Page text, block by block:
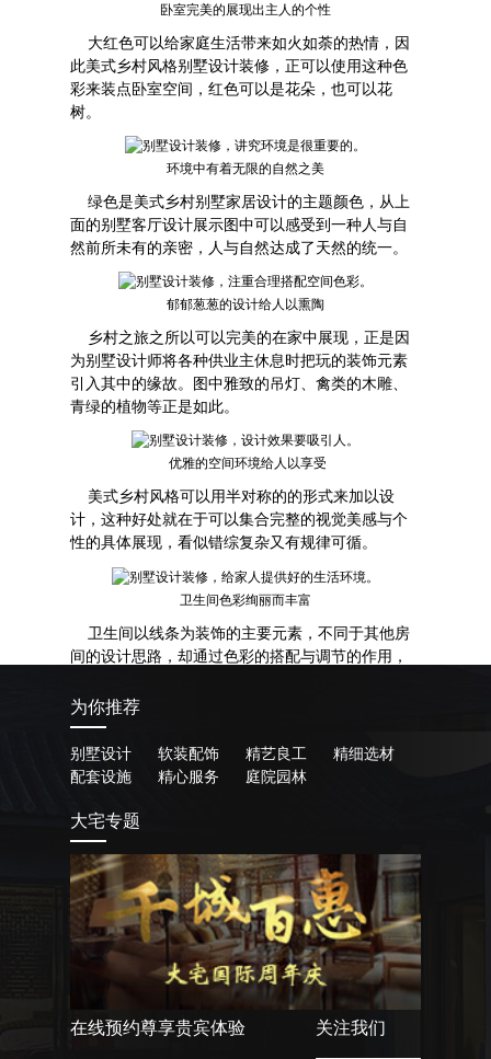
卧室完美的展现出主人的个性
大红色可以给家庭生活带来如火如荼的热情，因
此美式乡村风格别墅设计装修，正可以使用这种色
彩来装点卧室空间，红色可以是花朵，也可以花
树。
环境中有着无限的自然之美
绿色是美式乡村别墅家居设计的主题颜色，从上
面的别墅客厅设计展示图中可以感受到一种人与自
然前所未有的亲密，人与自然达成了天然的统一。
郁郁葱葱的设计给人以熏陶
乡村之旅之所以可以完美的在家中展现，正是因
为别墅设计师将各种供业主休息时把玩的装饰元素
引入其中的缘故。图中雅致的吊灯、禽类的木雕、
青绿的植物等正是如此。
优雅的空间环境给人以享受
美式乡村风格可以用半对称的的形式来加以设
计，这种好处就在于可以集合完整的视觉美感与个
性的具体展现，看似错综复杂又有规律可循。
卫生间色彩绚丽而丰富
卫生间以线条为装饰的主要元素，不同于其他房
间的设计思路，却通过色彩的搭配与调节的作用，
旅。
为你推荐
别墅设计 软装配饰 精艺良工
精细选材
配套设施
精心服务 庭院园林
大宅专题
在线预约尊享贵宾体验 关注我们